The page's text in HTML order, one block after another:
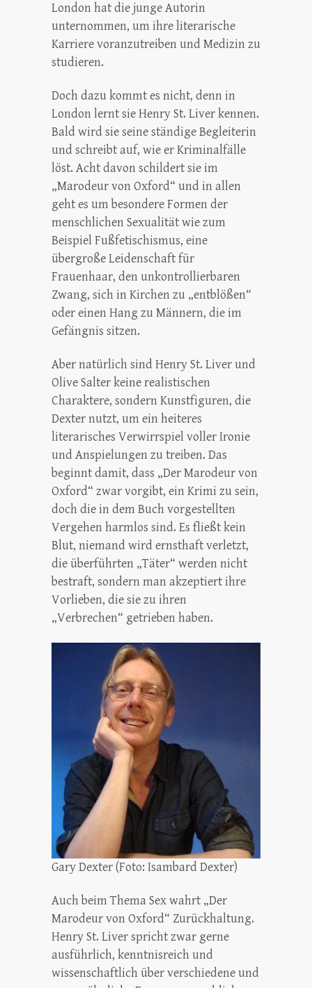
London hat die junge Autorin
unternommen, um ihre literarische
Karriere voranzutreiben und Medizin zu
studieren.
Doch dazu kommt es nicht, denn in
London lernt sie Henry St. Liver kennen.
Bald wird sie seine ständige Begleiterin
und schreibt auf, wie er Kriminalfälle
löst. Acht davon schildert sie im
„Marodeur von Oxford“ und in allen
geht es um besondere Formen der
menschlichen Sexualität wie zum
Beispiel Fußfetischismus, eine
übergroße Leidenschaft für
Frauenhaar, den unkontrollierbaren
Zwang, sich in Kirchen zu „entblößen“
oder einen Hang zu Männern, die im
Gefängnis sitzen.
Aber natürlich sind Henry St. Liver und
Olive Salter keine realistischen
Charaktere, sondern Kunstfiguren, die
Dexter nutzt, um ein heiteres
literarisches Verwirrspiel voller Ironie
und Anspielungen zu treiben. Das
beginnt damit, dass „Der Marodeur von
Oxford“ zwar vorgibt, ein Krimi zu sein,
doch die in dem Buch vorgestellten
Vergehen harmlos sind. Es fließt kein
Blut, niemand wird ernsthaft verletzt,
die überführten „Täter“ werden nicht
bestraft, sondern man akzeptiert ihre
Vorlieben, die sie zu ihren
„Verbrechen“ getrieben haben.
Gary Dexter (Foto: Isambard Dexter)
Auch beim Thema Sex wahrt „Der
Marodeur von Oxford“ Zurückhaltung.
Henry St. Liver spricht zwar gerne
ausführlich, kenntnisreich und
wissenschaftlich über verschiedene und